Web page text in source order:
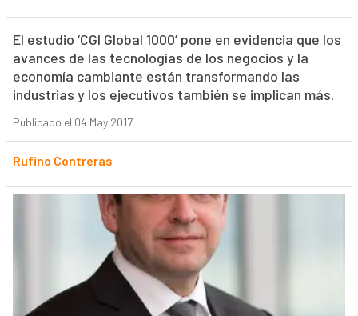
El estudio ‘CGI Global 1000’ pone en evidencia que los
avances de las tecnologías de los negocios y la
economía cambiante están transformando las
industrias y los ejecutivos también se implican más.
Publicado el 04 May 2017
Rufino Contreras